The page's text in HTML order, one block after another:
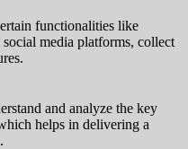
functionalities like
media platforms, collect
and analyze the key
helps in delivering a